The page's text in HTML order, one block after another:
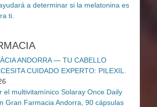
ANDORRA — TU CABELLO
CUIDADO EXPERTO: PILEXIL.
el multivitamínico Solaray Once Daily
Gran Farmacia Andorra, 90 cápsulas